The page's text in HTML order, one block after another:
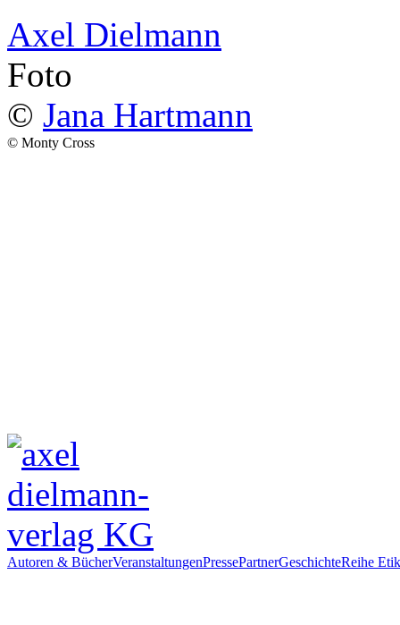
Axel Dielmann
Foto
© Jana Hartmann
© Monty Cross
Autoren & BücherVeranstaltungenPressePartnerGeschichteReihe